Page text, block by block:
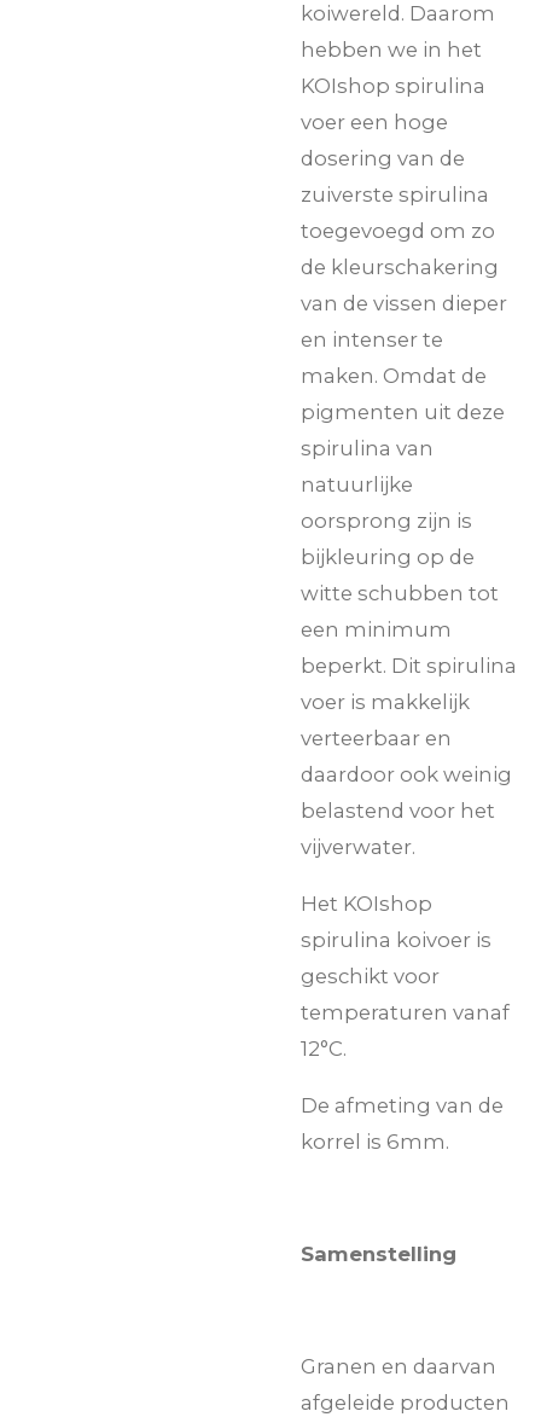
koiwereld. Daarom
hebben we in het
KOIshop spirulina
voer een hoge
dosering van de
zuiverste spirulina
toegevoegd om zo
de kleurschakering
van de vissen dieper
en intenser te
maken. Omdat de
pigmenten uit deze
spirulina van
natuurlijke
oorsprong zijn is
bijkleuring op de
witte schubben tot
een minimum
beperkt. Dit spirulina
voer is makkelijk
verteerbaar en
daardoor ook weinig
belastend voor het
vijverwater.
Het KOIshop
spirulina koivoer is
geschikt voor
temperaturen vanaf
12°C.
De afmeting van de
korrel is 6mm.
Samenstelling
Granen en daarvan
afgeleide producten